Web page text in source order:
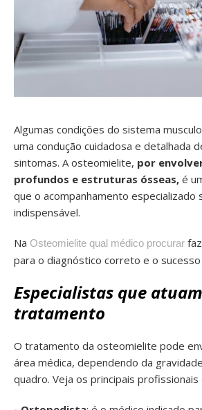
Algumas condições do sistema
uma condução cuidadosa e detalhada
sintomas. A osteomielite, por
profundos e estruturas ósseas, é
que o acompanhamento especializado
indispensável.
Na Osteomielite qual médico procurar
para o diagnóstico correto e o
Especialistas que
tratamento
O tratamento da osteomielite pode
área médica, dependendo da
quadro. Veja os principais profissionais